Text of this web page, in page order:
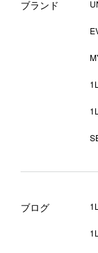
ブランド
ブログ